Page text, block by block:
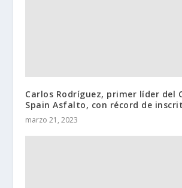
Carlos Rodríguez, primer líder del
Spain Asfalto, con récord de
marzo 21, 2023